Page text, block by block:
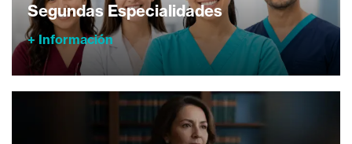
Segundas Especialidades
+ Información